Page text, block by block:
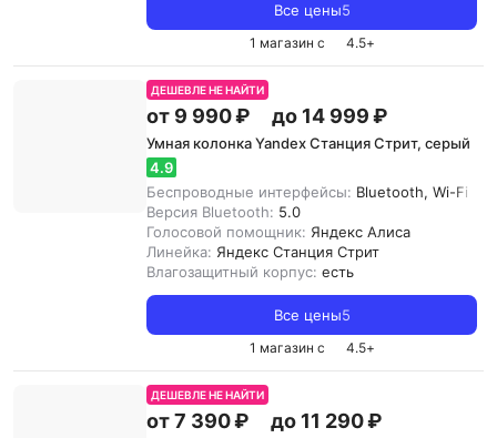
Все цены5
1 магазин с 4.5+
ДЕШЕВЛЕ НЕ НАЙТИ
от 9 990 ₽ до 14 999 ₽
Умная колонка Yandex Станция Стрит, серый
4.9
Беспроводные интерфейсы: Bluetooth, Wi-Fi
Версия Bluetooth: 5.0
Голосовой помощник: Яндекс Алиса
Линейка: Яндекс Станция Стрит
Влагозащитный корпус: есть
Все цены5
1 магазин с 4.5+
ДЕШЕВЛЕ НЕ НАЙТИ
от 7 390 ₽ до 11 290 ₽